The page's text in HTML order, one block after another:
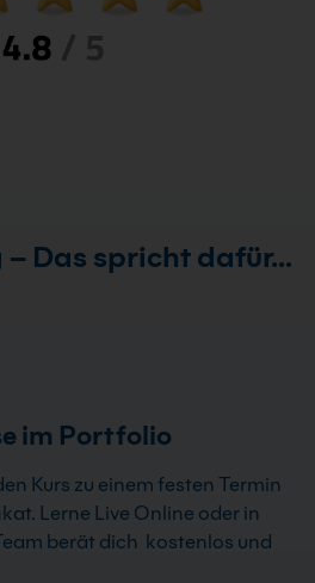
– Das spricht dafür…
im Portfolio
Kurs zu einem festen Termin
Lerne Live Online oder in
berät dich kostenlos und